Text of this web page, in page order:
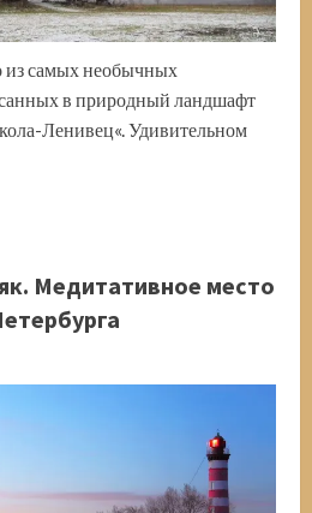
самых необычных
в природный ландшафт
Ленивец«. Удивительном
Медитативное место